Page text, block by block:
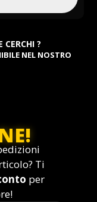
CERCHI ?
NEL NOSTRO
Ti
per